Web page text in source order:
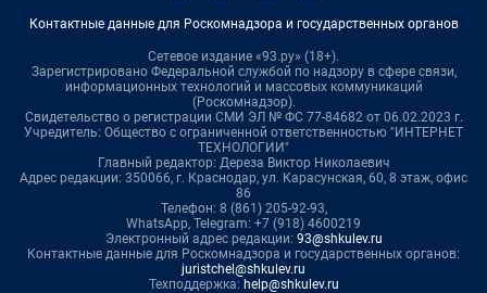
Контактные данные для Роскомнадзора и государственных органов
Сетевое издание «93.ру» (18+).
Зарегистрировано Федеральной службой по надзору в сфере связи,
информационных технологий и массовых коммуникаций
(Роскомнадзор).
Свидетельство о регистрации СМИ ЭЛ № ФС 77-84682 от 06.02.2023 г.
Учредитель: Общество с ограниченной ответственностью "ИНТЕРНЕТ
ТЕХНОЛОГИИ"
Главный редактор: Дереза Виктор Николаевич
Адрес редакции: 350066, г. Краснодар, ул. Карасунская, 60, 8 этаж, офис
86
Телефон: 8 (861) 205-92-93,
WhatsApp, Telegram: +7 (918) 4600219
Электронный адрес редакции: 93@shkulev.ru
Контактные данные для Роскомнадзора и государственных органов:
juristchel@shkulev.ru
Техподдержка: help@shkulev.ru